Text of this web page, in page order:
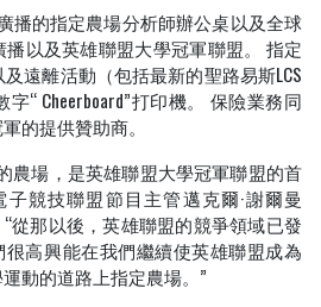
播的指定農場分析師辦公桌以及全球
以及英雄聯盟大學冠軍聯盟。 指定
及遠離活動（包括最新的聖路易斯LCS
“ Cheerboard”打印機。 保險業務同
的提供贊助商。
農場，是英雄聯盟大學冠軍聯盟的首
競技聯盟節目主管邁克爾·謝爾曼
“從那以後，英雄聯盟的競爭領域已發
很高興能在我們繼續使英雄聯盟成為
動的道路上指定農場。”